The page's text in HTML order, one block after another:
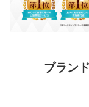
ブラン